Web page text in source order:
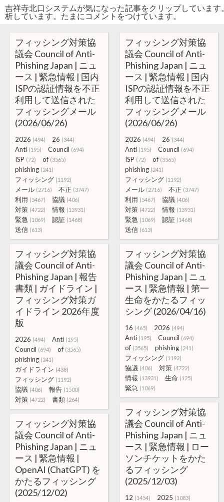
吉祥寺北口システムが気になった記事をクリップしていま
析しています。たまにコメントをつけています。
フィッシング対策協
議会 Council of Anti-
Phishing Japan | ニュ
ース | 緊急情報 | 国内
ISPの認証情報を不正
利用して送信された
フィッシングメール
(2026/06/26)
2026 (494) 26 (344)
Anti (195) Council (694)
ISP (72) of (3565)
phishing (241)
フィッシング (1192)
メール (2716) 不正 (3747)
利用 (5467) 協議 (406)
対策 (4722) 情報 (13931)
緊急 (1069) 認証 (1468)
送信 (613)
フィッシング対策協
議会 Council of Anti-
Phishing Japan | ニュ
ース | 緊急情報 | 国内
ISPの認証情報を不正
利用して送信された
フィッシングメール
(2026/06/26)
2026 (494) 26 (344)
Anti (195) Council (694)
ISP (72) of (3565)
phishing (241)
フィッシング (1192)
メール (2716) 不正 (3747)
利用 (5467) 協議 (406)
対策 (4722) 情報 (13931)
緊急 (1069) 認証 (1468)
送信 (613)
フィッシング対策協
議会 Council of Anti-
Phishing Japan | 報告
書類 | ガイドライン |
フィッシング対策ガ
イドライン 2026年度
版
2026 (494) Anti (195)
Council (694) of (3565)
phishing (241)
ガイドライン (438)
フィッシング (1192)
協議 (406) 報告 (1500)
対策 (4722) 書類 (264)
フィッシング対策協
議会 Council of Anti-
Phishing Japan | ニュ
ース | 緊急情報 | 第一
生命をかたるフィッ
シング (2026/04/16)
16 (465) 2026 (494)
Anti (195) Council (694)
of (3565) phishing (241)
フィッシング (1192)
協議 (406) 対策 (4722)
情報 (13931) 生命 (125)
緊急 (1069)
フィッシング対策協
議会 Council of Anti-
Phishing Japan | ニュ
ース | 緊急情報 | ロー
ソンチケットをかた
るフィッシング
(2025/12/03)
12 (1454) 2025 (1083)
フィッシング対策協
議会 Council of Anti-
Phishing Japan | ニュ
ース | 緊急情報 |
OpenAI (ChatGPT) を
かたるフィッシング
(2025/12/02)